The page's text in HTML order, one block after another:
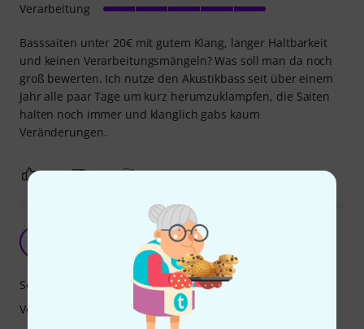
Basssaiten unter 20€ mit gutem Klang, langer Haltbarkeit
und keinen Verarbeitungsmängeln? Was soll man da noch
groß bewerten. Ich nutze den Akustikbass seit über einem
Jahr alle paar Tage um kurz herumzuklampfen, die Saiten
halten noch immer und klanglich gabs kaum
Veränderungen.
Verarbeitung
1 0
Horst D. 21.04.2019
Sound
Verarbeitung